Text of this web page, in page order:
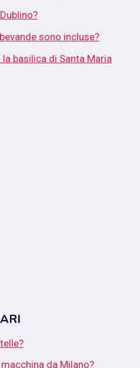
sono incluse?
basilica di Santa Maria
da Milano?